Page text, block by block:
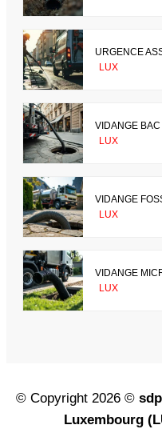
URGENCE
LUX
VIDANGE
LUX
VIDANGE
LUX
VIDANGE
LUX
© Copyright 2026 ©
Luxembourg